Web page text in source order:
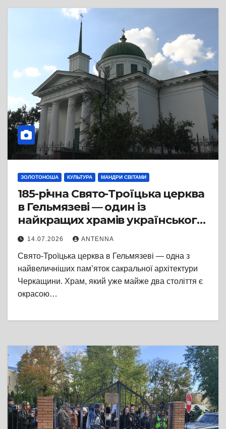
ЗОЛОТОНОША КУЛЬТУРА МАНДРИ СВІТАМИ
185-річна Свято-Троїцька церква
в Гельмязеві — один із
найкращих храмів українського
класицизму
14.07.2026 ANTENNA
Свято-Троїцька церква в Гельмязеві — одна з
найвеличніших пам’яток сакральної архітектури
Черкащини. Храм, який уже майже два століття є
окрасою…